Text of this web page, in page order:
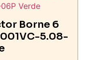
Borne 6
5.08-